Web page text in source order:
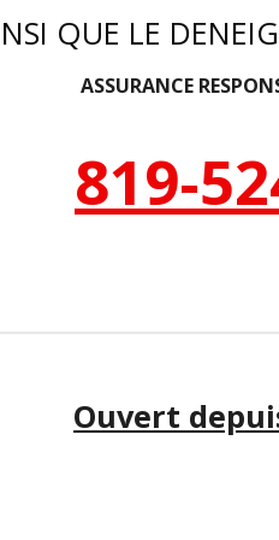
QUE LE
ASSURANCE
819-
Ouvert